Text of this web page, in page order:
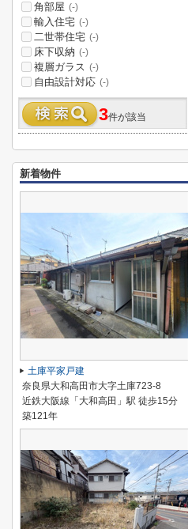
角部屋 (-)
輸入住宅 (-)
二世帯住宅 (-)
床下収納 (-)
複層ガラス (-)
自由設計対応 (-)
3件が該当
新着物件
土庫平家戸建
奈良県大和高田市大字土庫723-8
近鉄大阪線「大和高田」駅 徒歩15分
築121年